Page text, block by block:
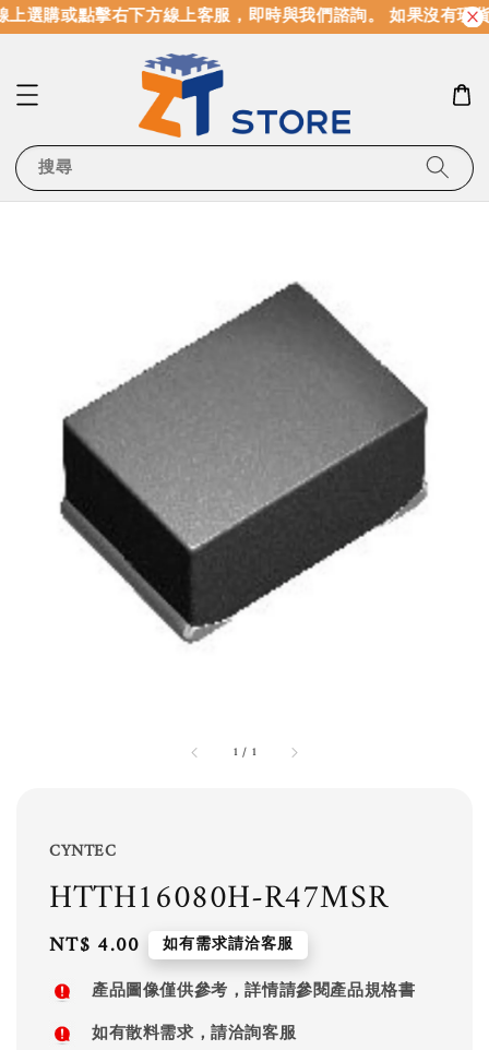
選購或點擊右下方線上客服，即時與我們諮詢。 如果沒有現
搜尋
1 / 1
CYNTEC
HTTH16080H-R47MSR
Regular
price
NT$ 4.00 如有需求請洽客服
產品圖像僅供參考，詳情請參閱產品規格書
如有散料需求，請洽詢客服